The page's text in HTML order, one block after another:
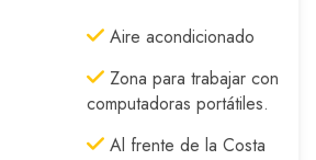
Aire acondicionado
Zona para trabajar con
computadoras portátiles.
Al frente de la Costa